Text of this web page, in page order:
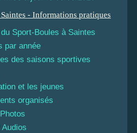
Sport-Boules à Saintes
par année
des saisons sportives
et les jeunes
organisés